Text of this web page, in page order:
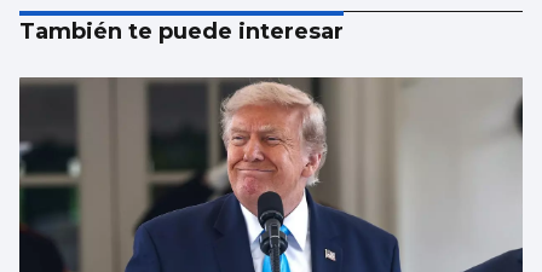
También te puede interesar